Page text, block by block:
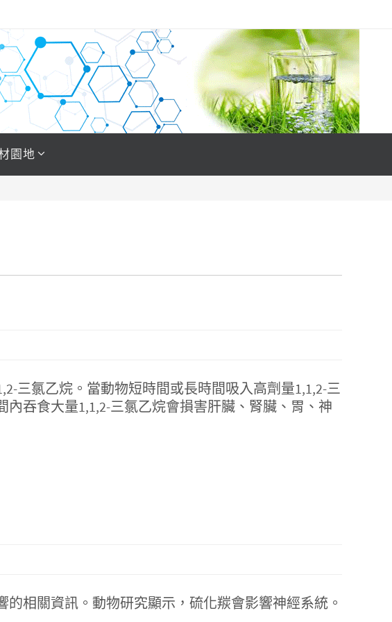
園地
三氯乙烷。當動物短時間或長時間吸入高劑量1,1,2-三
吞食大量1,1,2-三氯乙烷會損害肝臟、腎臟、胃、神
相關資訊。動物研究顯示，硫化羰會影響神經系統。